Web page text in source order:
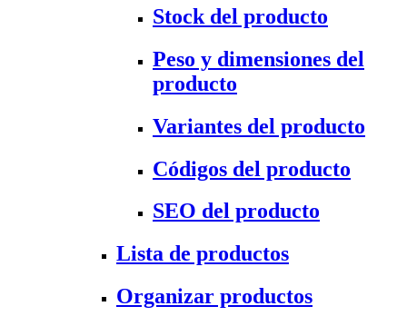
Stock del producto
Peso y dimensiones del
producto
Variantes del producto
Códigos del producto
SEO del producto
Lista de productos
Organizar productos